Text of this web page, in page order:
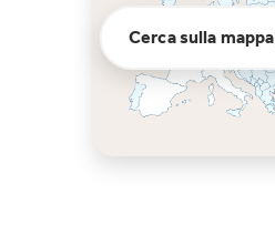
Cerca sulla mappa